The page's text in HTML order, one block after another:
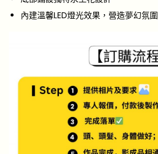
內建溫馨LED燈光效果，營造夢幻氛圍